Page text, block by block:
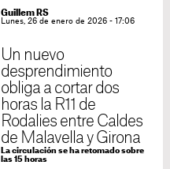
Guillem RS
Lunes, 26 de enero de 2026 - 17:06
Un nuevo
desprendimiento
obliga a cortar dos
horas la R11 de
Rodalies entre Caldes
de Malavella y Girona
La circulación se ha retomado sobre
las 15 horas